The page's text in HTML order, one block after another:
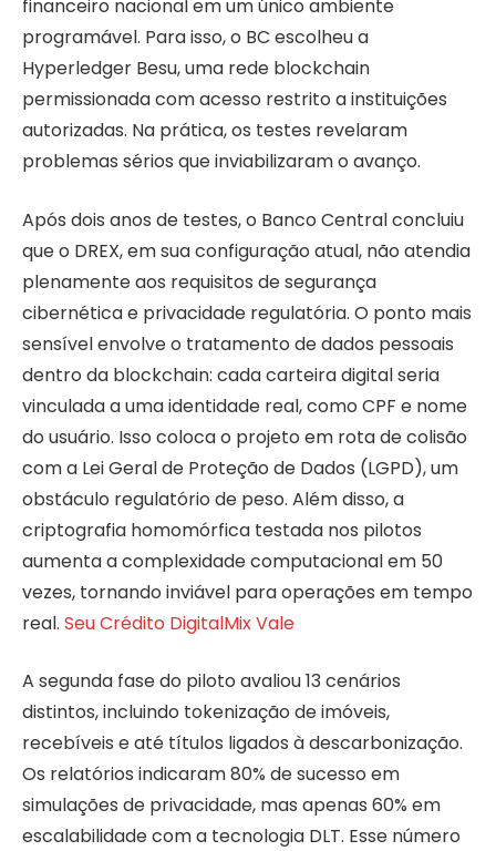
financeiro nacional em um único ambiente
programável. Para isso, o BC escolheu a
Hyperledger Besu, uma rede blockchain
permissionada com acesso restrito a instituições
autorizadas. Na prática, os testes revelaram
problemas sérios que inviabilizaram o avanço.
Após dois anos de testes, o Banco Central concluiu
que o DREX, em sua configuração atual, não atendia
plenamente aos requisitos de segurança
cibernética e privacidade regulatória. O ponto mais
sensível envolve o tratamento de dados pessoais
dentro da blockchain: cada carteira digital seria
vinculada a uma identidade real, como CPF e nome
do usuário. Isso coloca o projeto em rota de colisão
com a Lei Geral de Proteção de Dados (LGPD), um
obstáculo regulatório de peso. Além disso, a
criptografia homomórfica testada nos pilotos
aumenta a complexidade computacional em 50
vezes, tornando inviável para operações em tempo
real. Seu Crédito DigitalMix Vale
A segunda fase do piloto avaliou 13 cenários
distintos, incluindo tokenização de imóveis,
recebíveis e até títulos ligados à descarbonização.
Os relatórios indicaram 80% de sucesso em
simulações de privacidade, mas apenas 60% em
escalabilidade com a tecnologia DLT. Esse número